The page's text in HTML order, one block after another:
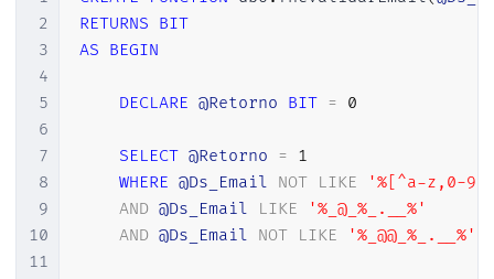
2
3
4
5
6
7
8
9
10
11
RETURNS BIT
AS BEGIN
DECLARE @Retorno BIT = 0
SELECT @Retorno = 1
WHERE @Ds_Email NOT LIKE
'%[^a-z,0-
AND @Ds_Email LIKE
'%_@_%_.__%'
AND @Ds_Email NOT LIKE '%_@@_%_.__%'